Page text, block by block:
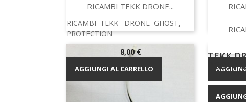
Anteprima
RICAMBI TEKK DRONE...
RICAMBI TEKK DRONE GHOST,
PROTECTION
Prezzo
8,00 €
AGGIUNGI AL CARRELLO
ELICHE
TEKK
PORTA